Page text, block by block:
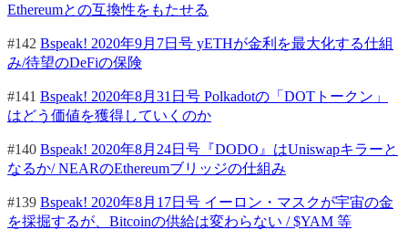
Ethereumとの互換性をもたせる
#142 Bspeak! 2020年9月7日号 yETHが金利を最大化する仕組
み/待望のDeFiの保険
#141 Bspeak! 2020年8月31日号 Polkadotの「DOTトークン」
はどう価値を獲得していくのか
#140 Bspeak! 2020年8月24日号『DODO』はUniswapキラーと
なるか/ NEARのEthereumブリッジの仕組み
#139 Bspeak! 2020年8月17日号 イーロン・マスクが宇宙の金
を採掘するが、Bitcoinの供給は変わらない / $YAM 等